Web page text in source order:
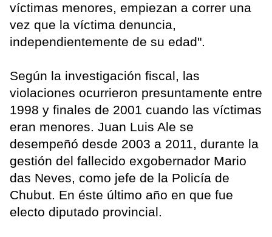
víctimas menores, empiezan a correr una
vez que la víctima denuncia,
independientemente de su edad".
Según la investigación fiscal, las
violaciones ocurrieron presuntamente entre
1998 y finales de 2001 cuando las víctimas
eran menores. Juan Luis Ale se
desempeñó desde 2003 a 2011, durante la
gestión del fallecido exgobernador Mario
das Neves, como jefe de la Policía de
Chubut. En éste último año en que fue
electo diputado provincial.